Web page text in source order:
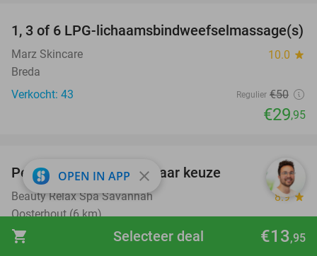
shopping_cart €13,95
Selecteer deal
40%
1, 3 of 6 LPG-lichaamsbindweefselmassage(s)
Marz Skincare 10.0 star
Breda
Verkocht: 43
Regulier €50
€29,95
53%
Permanente make-up naar keuze
Beauty Relax Spa Savannah 8.9 star
Oosterhout (6 km)
Verkocht: 24
€125
OPEN IN APP close